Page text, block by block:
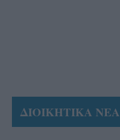
ΔΙΟΙΚΗΤΙΚΑ ΝΕΑ